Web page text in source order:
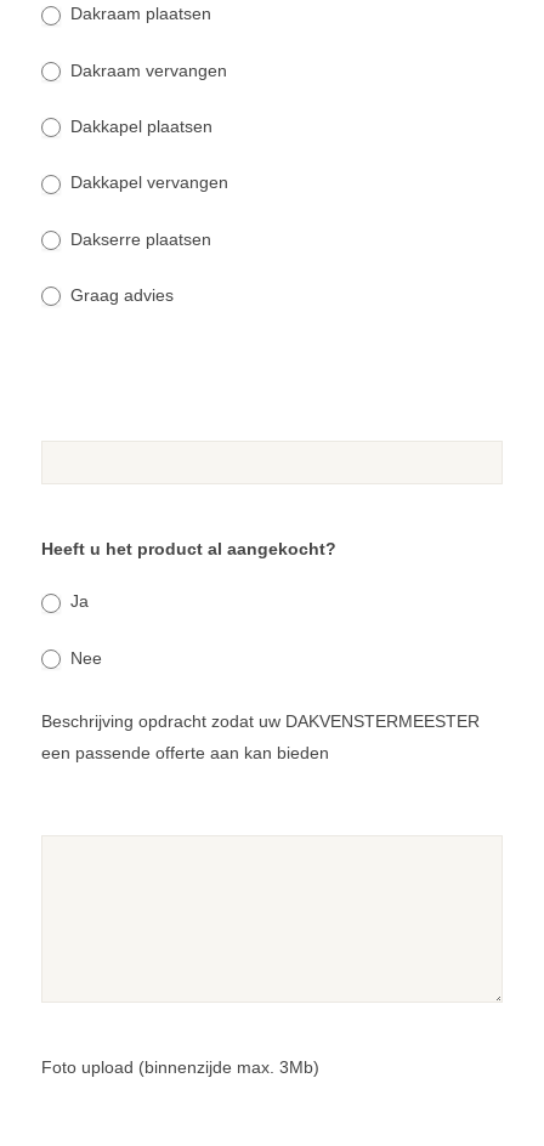
Dakraam plaatsen
Dakraam vervangen
Dakkapel plaatsen
Dakkapel vervangen
Dakserre plaatsen
Graag advies
Heeft u het product al aangekocht?
Ja
Nee
Beschrijving opdracht zodat uw DAKVENSTERMEESTER
een passende offerte aan kan bieden
Foto upload (binnenzijde max. 3Mb)